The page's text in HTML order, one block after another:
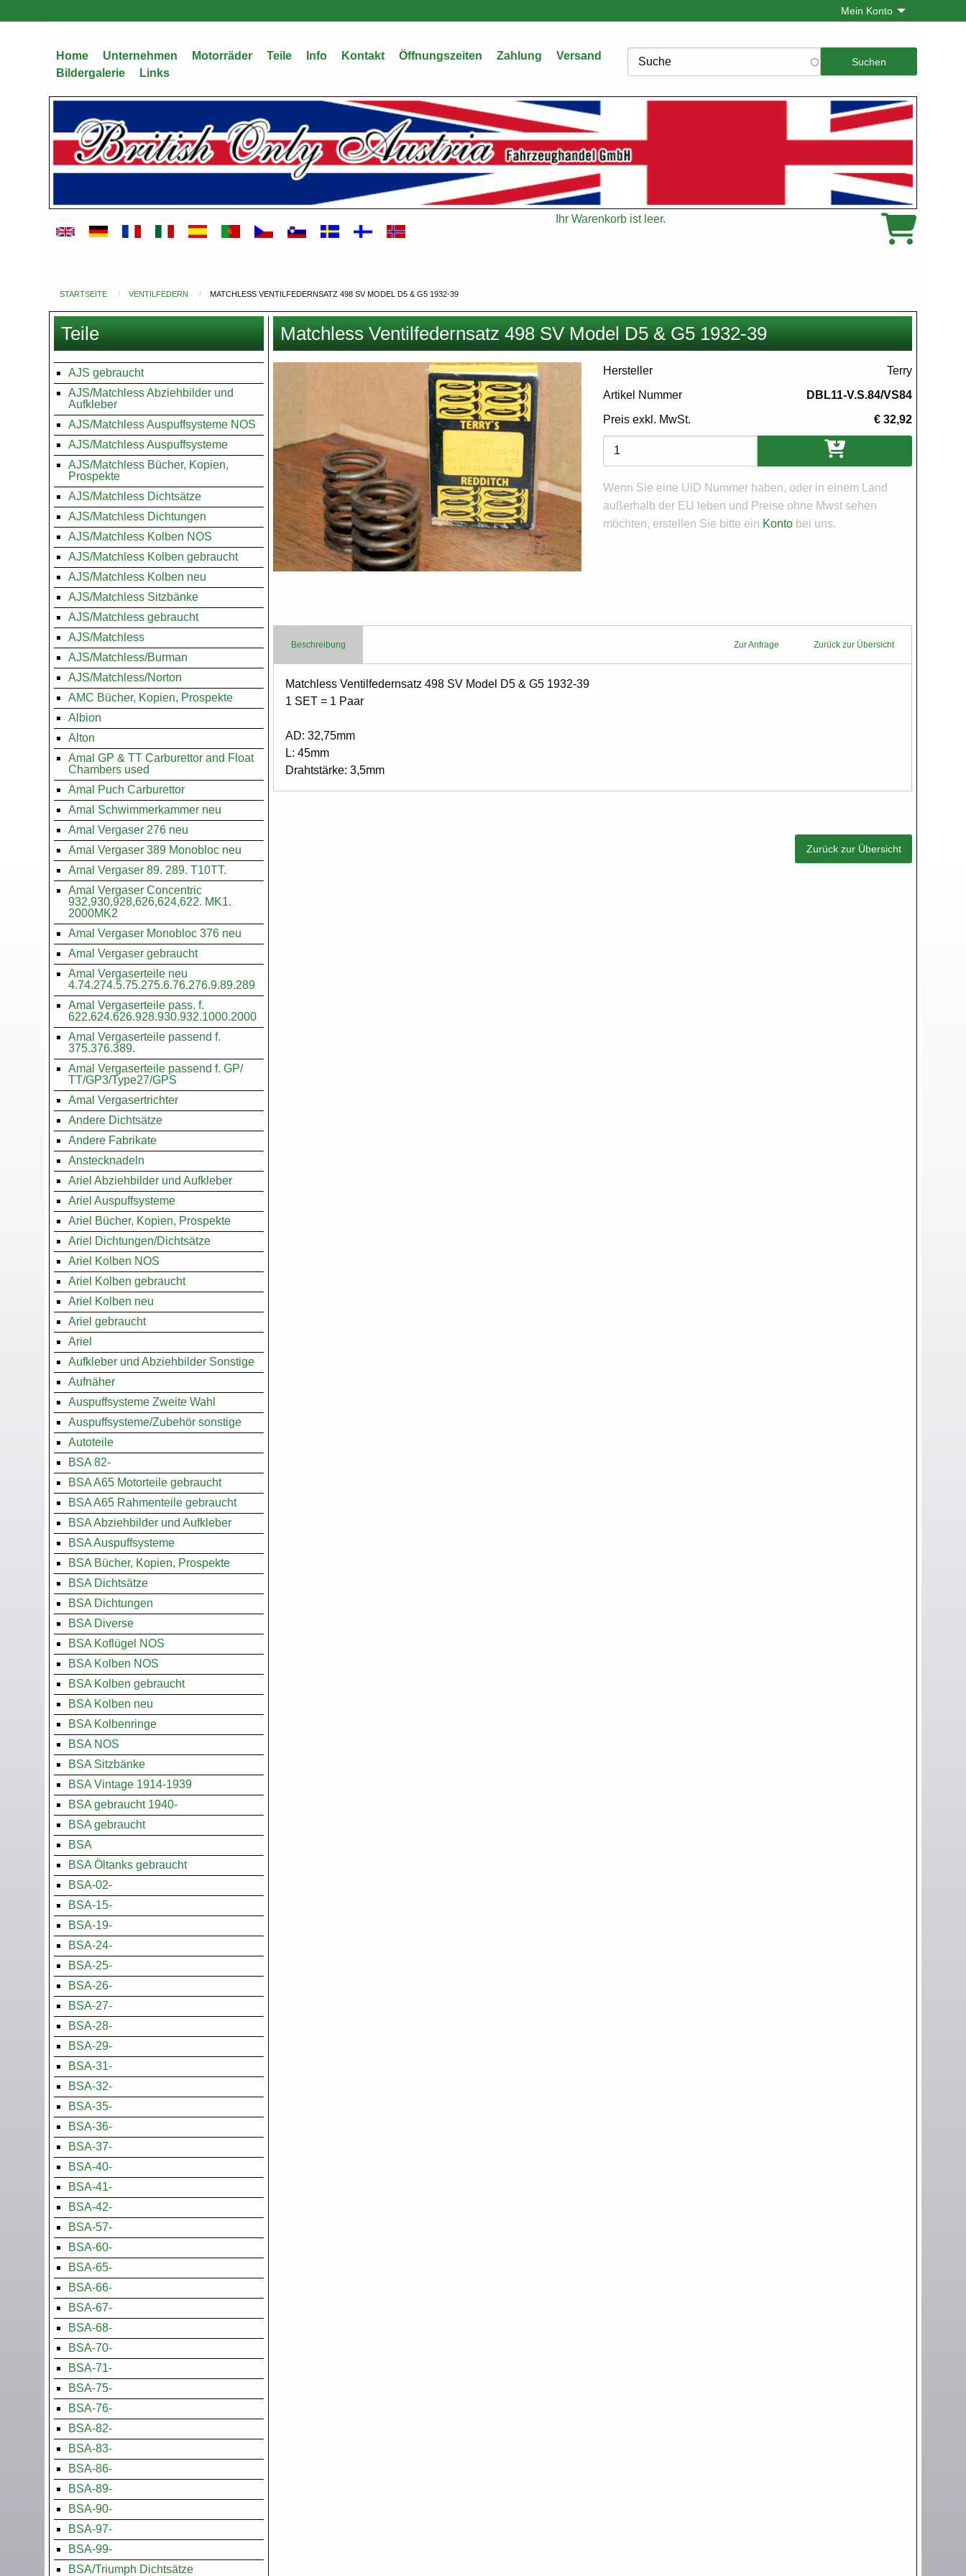
zum
Mein Konto
Home Unternehmen Motorräder Teile Info Kontakt Öffnungszeiten Zahlung
Versand
Bildergalerie
Links
Suche
Warenkorb
Ihr Warenkorb ist leer.
Du
bist
hier
STARTSEITE VENTILFEDERN MATCHLESS VENTILFEDERNSATZ 498 SV MODEL D5 & G5 1932-39
Matchless Ventilfedernsatz 498 SV Model D5 & G5 1932-39
Hersteller
Terry
Artikel Nummer
DBL11-V.S.84/VS84
Preis exkl. MwSt.
€ 32,92
Varianten
Wenn Sie eine UID Nummer haben, oder in einem Land
außerhalb der EU leben und Preise ohne Mwst sehen
möchten, erstellen Sie bitte ein Konto bei uns.
Beschreibung Zurück zur Übersicht
Zur Anfrage
Body
Matchless Ventilfedernsatz 498 SV Model D5 & G5 1932-39
1 SET = 1 Paar
AD: 32,75mm
L: 45mm
Drahtstärke: 3,5mm
Zurück zur Übersicht
Teile
AJS gebraucht
AJS/Matchless Abziehbilder und
Aufkleber
AJS/Matchless Auspuffsysteme NOS
AJS/Matchless Auspuffsysteme
AJS/Matchless Bücher, Kopien,
Prospekte
AJS/Matchless Dichtsätze
AJS/Matchless Dichtungen
AJS/Matchless Kolben NOS
AJS/Matchless Kolben gebraucht
AJS/Matchless Kolben neu
AJS/Matchless Sitzbänke
AJS/Matchless gebraucht
AJS/Matchless
AJS/Matchless/Burman
AJS/Matchless/Norton
AMC Bücher, Kopien, Prospekte
Albion
Alton
Amal GP & TT Carburettor and Float
Chambers used
Amal Puch Carburettor
Amal Schwimmerkammer neu
Amal Vergaser 276 neu
Amal Vergaser 389 Monobloc neu
Amal Vergaser 89. 289. T10TT.
Amal Vergaser Concentric
932,930,928,626,624,622. MK1.
2000MK2
Amal Vergaser Monobloc 376 neu
Amal Vergaser gebraucht
Amal Vergaserteile neu
4.74.274.5.75.275.6.76.276.9.89.289
Amal Vergaserteile pass. f.
622.624.626.928.930.932.1000.2000
Amal Vergaserteile passend f.
375.376.389.
Amal Vergaserteile passend f. GP/
TT/GP3/Type27/GPS
Amal Vergasertrichter
Andere Dichtsätze
Andere Fabrikate
Anstecknadeln
Ariel Abziehbilder und Aufkleber
Ariel Auspuffsysteme
Ariel Bücher, Kopien, Prospekte
Ariel Dichtungen/Dichtsätze
Ariel Kolben NOS
Ariel Kolben gebraucht
Ariel Kolben neu
Ariel gebraucht
Ariel
Aufkleber und Abziehbilder Sonstige
Aufnäher
Auspuffsysteme Zweite Wahl
Auspuffsysteme/Zubehör sonstige
Autoteile
BSA 82-
BSA A65 Motorteile gebraucht
BSA A65 Rahmenteile gebraucht
BSA Abziehbilder und Aufkleber
BSA Auspuffsysteme
BSA Bücher, Kopien, Prospekte
BSA Dichtsätze
BSA Dichtungen
BSA Diverse
BSA Koflügel NOS
BSA Kolben NOS
BSA Kolben gebraucht
BSA Kolben neu
BSA Kolbenringe
BSA NOS
BSA Sitzbänke
BSA Vintage 1914-1939
BSA gebraucht 1940-
BSA gebraucht
BSA
BSA Öltanks gebraucht
BSA-02-
BSA-15-
BSA-19-
BSA-24-
BSA-25-
BSA-26-
BSA-27-
BSA-28-
BSA-29-
BSA-31-
BSA-32-
BSA-35-
BSA-36-
BSA-37-
BSA-40-
BSA-41-
BSA-42-
BSA-57-
BSA-60-
BSA-65-
BSA-66-
BSA-67-
BSA-68-
BSA-70-
BSA-71-
BSA-75-
BSA-76-
BSA-82-
BSA-83-
BSA-86-
BSA-89-
BSA-90-
BSA-97-
BSA-99-
BSA/Triumph Dichtsätze